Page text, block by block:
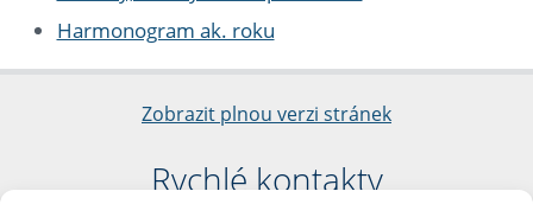
Harmonogram ak. roku
Zobrazit plnou verzi stránek
Rychlé kontakty